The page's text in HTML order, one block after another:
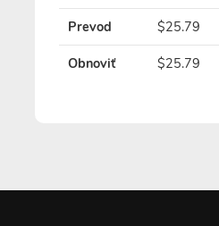
Prevod $25.79
Obnoviť $25.79